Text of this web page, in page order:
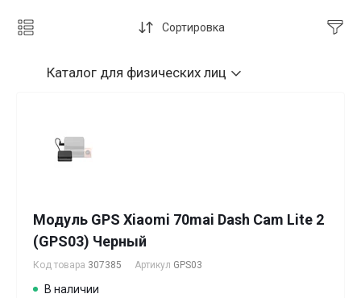
Сортировка
Каталог для физических лиц
Модуль GPS Xiaomi 70mai Dash Cam Lite 2
(GPS03) Черный
Код товара 307385 Артикул GPS03
В наличии